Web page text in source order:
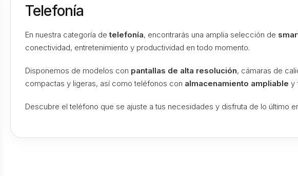
Telefonía
En nuestra categoría detelefonía, encontrarás una amplia selección de
conectividad, entretenimiento y productividad en todo momento.
Disponemos de modelos con pantallas de alta resolución, cámaras de
compactas y ligeras, así como teléfonos con almacenamiento ampliable y
Descubre el teléfono que se ajuste a tus necesidades y disfruta de lo último